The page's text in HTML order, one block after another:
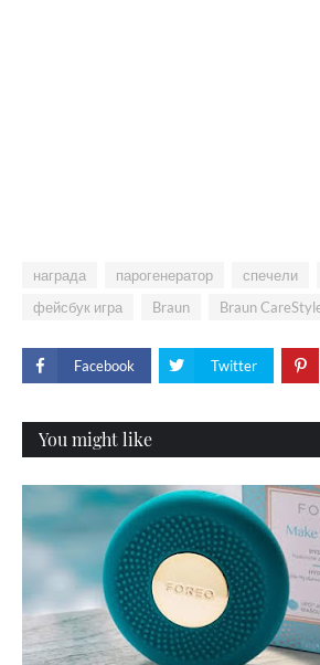
награда парогенератор спечели
фейсбук игра
Braun Braun
Facebook Twitter
You might like